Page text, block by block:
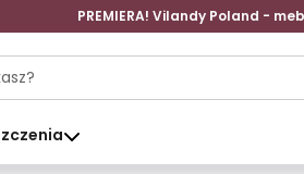
PREMIERA! Vilandy Poland -